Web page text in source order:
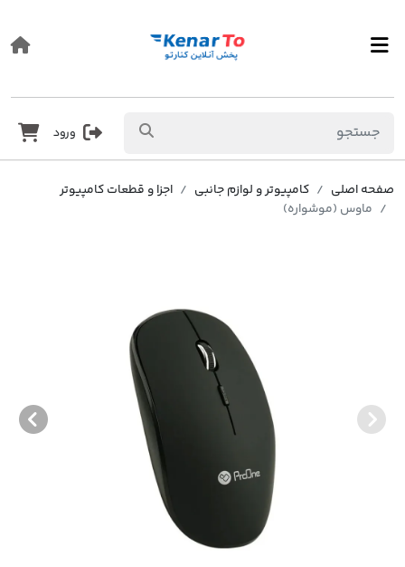
ورود
صفحه اصلی کامپیوتر و لوازم جانبی
اجزا و قطعات کامپیوتر
ماوس (موشواره)